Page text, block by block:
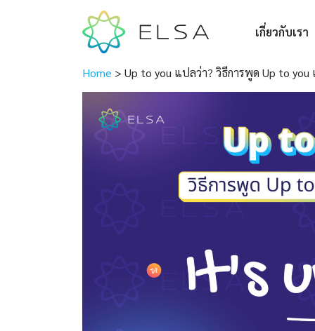
เกี่ยวกับเรา
Home > Up to you แปลว่า? วิธีการพูด Up to